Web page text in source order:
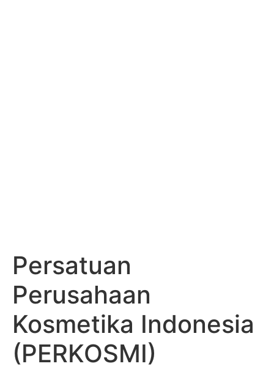
Persatuan
Perusahaan
Kosmetika Indonesia
(PERKOSMI)